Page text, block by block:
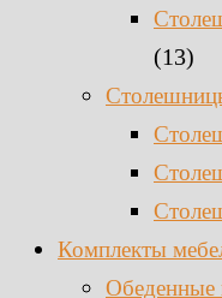
(13)
Комплекты
Обеденные